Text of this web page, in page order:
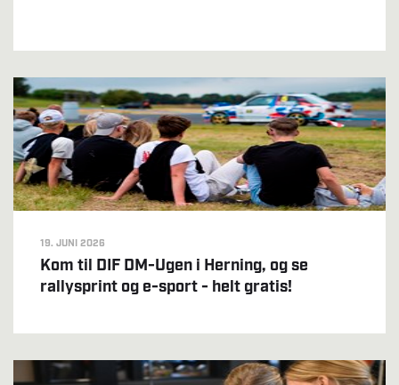
19. JUNI 2026
Kom til DIF DM-Ugen i Herning, og se
rallysprint og e-sport - helt gratis!